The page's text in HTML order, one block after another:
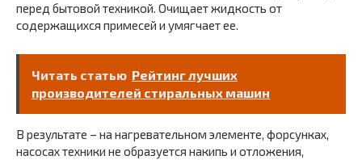
перед бытовой техникой. Очищает жидкость от
содержащихся примесей и умягчает ее.
Читать статью Рейтинг лучших
производителей стиральных машин
В результате – на нагревательном элементе, форсунках,
насосах техники не образуется накипь и отложения,